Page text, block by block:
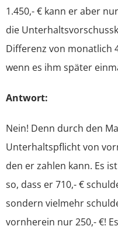
1.450,- € kann er aber
die
Differenz von monatlich
wenn es ihm später
Antwort:
Nein! Denn durch den
Unterhaltspflicht von
den er zahlen kann. Es
so, dass er 710,- €
sondern vielmehr
vornherein nur 250,- €!